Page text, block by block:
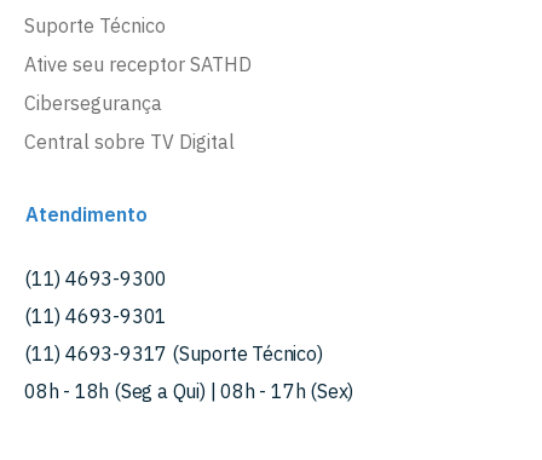
Suporte Técnico
Ative seu receptor SATHD
Cibersegurança
Central sobre TV Digital
Atendimento
(11) 4693-9300
(11) 4693-9301
(11) 4693-9317 (Suporte Técnico)
08h - 18h (Seg a Qui) | 08h - 17h (Sex)